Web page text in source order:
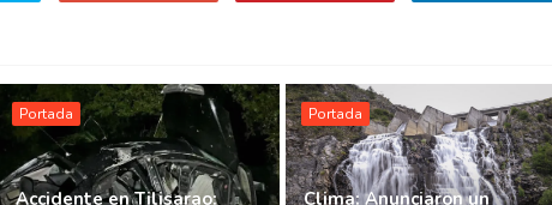
Portada
Accidente en Tilisarao:
Portada
Clima: Anunciaron un